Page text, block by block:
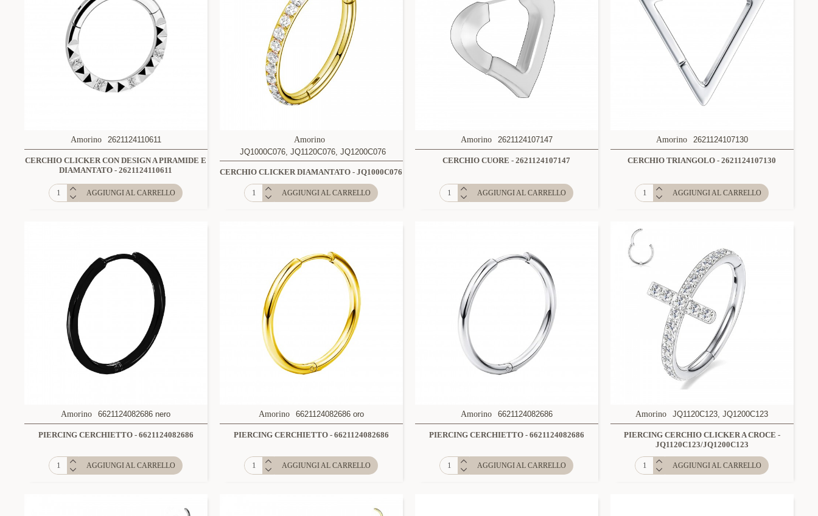
Amorino 2621124110611
CERCHIO CLICKER CON DESIGN A PIRAMIDE E
DIAMANTATO - 2621124110611
AGGIUNGI AL CARRELLO
Amorino
JQ1000C076, JQ1120C076, JQ1200C076
CERCHIO CLICKER DIAMANTATO - JQ1000C076
AGGIUNGI AL CARRELLO
Amorino 2621124107147
CERCHIO CUORE - 2621124107147
AGGIUNGI AL CARRELLO
Amorino 2621124107130
CERCHIO TRIANGOLO - 2621124107130
AGGIUNGI AL CARRELLO
Amorino 6621124082686 nero
PIERCING CERCHIETTO - 6621124082686
AGGIUNGI AL CARRELLO
Amorino 6621124082686 oro
PIERCING CERCHIETTO - 6621124082686
AGGIUNGI AL CARRELLO
Amorino 6621124082686
PIERCING CERCHIETTO - 6621124082686
AGGIUNGI AL CARRELLO
Amorino JQ1120C123, JQ1200C123
PIERCING CERCHIO CLICKER A CROCE -
JQ1120C123/JQ1200C123
AGGIUNGI AL CARRELLO